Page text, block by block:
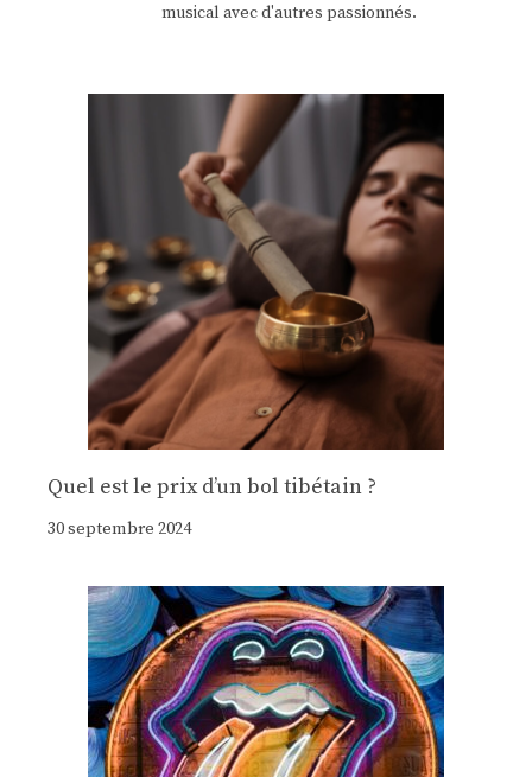
musical avec d'autres passionnés.
Quel est le prix d’un bol tibétain ?
30 septembre 2024